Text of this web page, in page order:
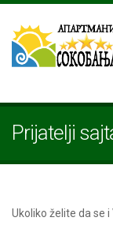
Prijatelji
Ukoliko želite da se